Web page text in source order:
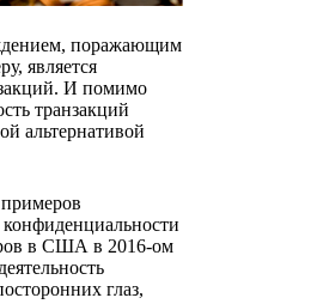
поражающим
является
И помимо
транзакций
альтернативой
в США в 2016-ом
глаз,